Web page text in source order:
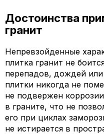
Достоинства
гранит
Непревзойденные
плитка гранит не
перепадов, дождей или
плитки никогда не
не подвержен
в граните, что не
его при циклах
не истирается в